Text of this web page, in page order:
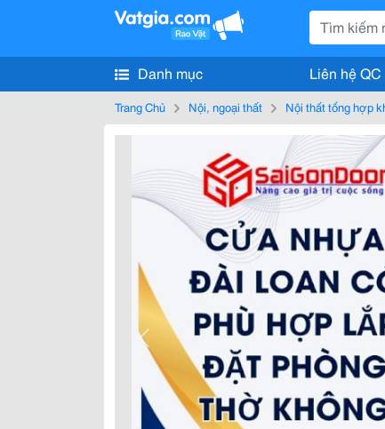
Danh mục Liên hệ QC
Trang Chủ Nội, ngoại thất Nội thất tổng hợp